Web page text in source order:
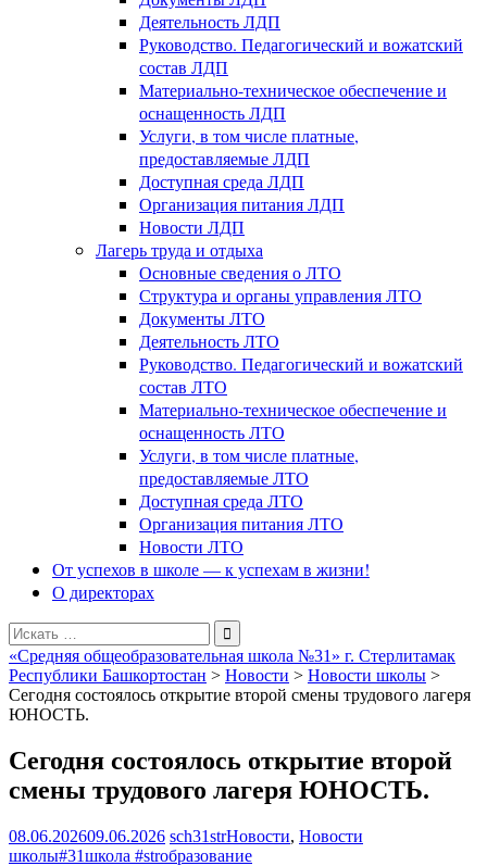
Деятельность ЛДП
Руководство. Педагогический и вожатский
состав ЛДП
Материально-техническое обеспечение и
оснащенность ЛДП
Услуги, в том числе платные,
предоставляемые ЛДП
Доступная среда ЛДП
Организация питания ЛДП
Новости ЛДП
Лагерь труда и отдыха
Основные сведения о ЛТО
Структура и органы управления ЛТО
Документы ЛТО
Деятельность ЛТО
Руководство. Педагогический и вожатский
состав ЛТО
Материально-техническое обеспечение и
оснащенность ЛТО
Услуги, в том числе платные,
предоставляемые ЛТО
Доступная среда ЛТО
Организация питания ЛТО
Новости ЛТО
От успехов в школе — к успехам в жизни!
О директорах
Поиск
для:
«Средняя общеобразовательная школа №31» г. Стерлитамак
Республики Башкортостан > Новости > Новости школы >
Сегодня состоялось открытие второй смены трудового лагеря
ЮНОСТЬ.
Сегодня состоялось открытие второй
смены трудового лагеря ЮНОСТЬ.
08.06.202609.06.2026 sch31strНовости, Новости
школы#31школа #strобразование